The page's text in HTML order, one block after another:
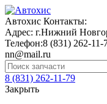
Автохис Контакты:
Адрес: г.Нижний
Телефон:8 (831) 262-11-
nn@mail.ru
8 (831) 262-11-79
Закрыть